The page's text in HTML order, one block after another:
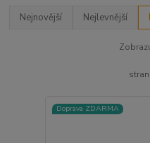
Nejnovější Nejlevnější
Doprava ZDARMA